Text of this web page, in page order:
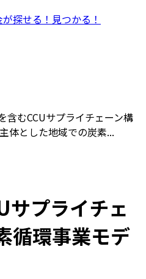
探せる！見つかる！
含むCCUサプライチェーン構
体とした地域での炭素...
サプライチェ
循環事業モデ